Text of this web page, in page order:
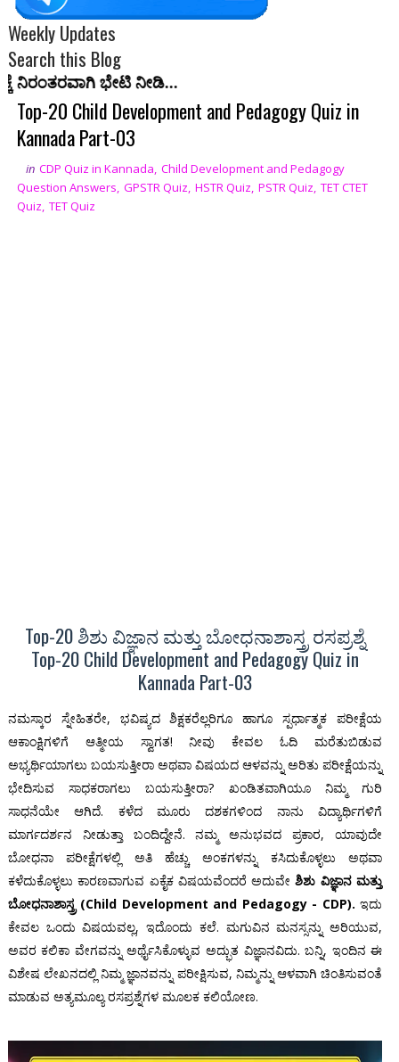
Weekly Updates
Search this Blog
ನೀಡಿ...
Top-20 Child Development and Pedagogy Quiz in
Kannada Part-03
in CDP Quiz in Kannada, Child Development and Pedagogy
Question Answers, GPSTR Quiz, HSTR Quiz, PSTR Quiz, TET CTET
Quiz, TET Quiz
Top-20 ಶಿಶು ವಿಜ್ಞಾನ ಮತ್ತು ಬೋಧನಾಶಾಸ್ತ್ರ ರಸಪ್ರಶ್ನೆ
Top-20 Child Development and Pedagogy Quiz in
Kannada Part-03
ನಮಸ್ಕಾರ ಸ್ನೇಹಿತರೇ, ಭವಿಷ್ಯದ ಶಿಕ್ಷಕರೆಲ್ಲರಿಗೂ ಹಾಗೂ ಸ್ಪರ್ಧಾತ್ಮಕ ಪರೀಕ್ಷೆಯ
ಆಕಾಂಕ್ಷಿಗಳಿಗೆ ಆತ್ಮೀಯ ಸ್ವಾಗತ! ನೀವು ಕೇವಲ ಓದಿ ಮರೆತುಬಿಡುವ
ಅಭ್ಯರ್ಥಿಯಾಗಲು ಬಯಸುತ್ತೀರಾ ಅಥವಾ ವಿಷಯದ ಆಳವನ್ನು ಅರಿತು ಪರೀಕ್ಷೆಯನ್ನು
ಭೇದಿಸುವ ಸಾಧಕರಾಗಲು ಬಯಸುತ್ತೀರಾ? ಖಂಡಿತವಾಗಿಯೂ ನಿಮ್ಮ ಗುರಿ
ಸಾಧನೆಯೇ ಆಗಿದೆ. ಕಳೆದ ಮೂರು ದಶಕಗಳಿಂದ ನಾನು ವಿದ್ಯಾರ್ಥಿಗಳಿಗೆ
ಮಾರ್ಗದರ್ಶನ ನೀಡುತ್ತಾ ಬಂದಿದ್ದೇನೆ. ನಮ್ಮ ಅನುಭವದ ಪ್ರಕಾರ, ಯಾವುದೇ
ಬೋಧನಾ ಪರೀಕ್ಷೆಗಳಲ್ಲಿ ಅತಿ ಹೆಚ್ಚು ಅಂಕಗಳನ್ನು ಕಸಿದುಕೊಳ್ಳಲು ಅಥವಾ
ಕಳೆದುಕೊಳ್ಳಲು ಕಾರಣವಾಗುವ ಏಕೈಕ ವಿಷಯವೆಂದರೆ ಅದುವೇಶಿಶು ವಿಜ್ಞಾನ ಮತ್ತು
ಬೋಧನಾಶಾಸ್ತ್ರ (Child Development and Pedagogy - CDP). ಇದು
ಕೇವಲ ಒಂದು ವಿಷಯವಲ್ಲ, ಇದೊಂದು ಕಲೆ. ಮಗುವಿನ ಮನಸ್ಸನ್ನು ಅರಿಯುವ,
ಅವರ ಕಲಿಕಾ ವೇಗವನ್ನು ಅರ್ಥೈಸಿಕೊಳ್ಳುವ ಅದ್ಭುತ ವಿಜ್ಞಾನವಿದು. ಬನ್ನಿ, ಇಂದಿನ ಈ
ವಿಶೇಷ ಲೇಖನದಲ್ಲಿ ನಿಮ್ಮ ಜ್ಞಾನವನ್ನು ಪರೀಕ್ಷಿಸುವ, ನಿಮ್ಮನ್ನು ಆಳವಾಗಿ ಚಿಂತಿಸುವಂತೆ
ಮಾಡುವ ಅತ್ಯಮೂಲ್ಯ ರಸಪ್ರಶ್ನೆಗಳ ಮೂಲಕ ಕಲಿಯೋಣ.